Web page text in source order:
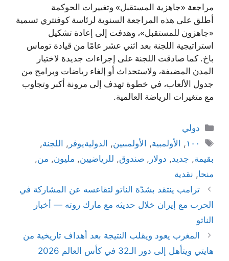
مراجعة «جاهزية المستقبل» وتغييرات الحوكمة
أطلق على هذه المراجعة السنوية لرئاسة كوفنتري تسمية
«جاهزون للمستقبل»، وهدفت إلى إعادة تشكيل
استراتيجية اللجنة بعد اثني عشر عامًا من قيادة توماس
باخ. كما صادقت اللجنة على إجراءات جديدة لاختيار
المدن المضيفة، ولاستحداث أو إلغاء رياضات وبرامج من
جدول الألعاب، في خطوة تهدف إلى مرونة أكبر وتجاوب
مع متغيرات الرياضة العالمية.
التصنيفات
دولي
الوسوم
١٠٠, الأولمبية, الأولمبيين, الدوليةيوفر , اللجنة,
بقيمة, جديد, دولار , صندوق, للرياضيين, مليون, من,
منحا, نقدية
ترامب ينتقد بشدّة الناتو لتقاعسه عن المشاركة في
الحرب مع إيران خلال حديثه مع مارك روته — أخبار
الناتو
المغرب يعود ويقلب النتيجة بعد أهداف تاريخية من
هايتي ويتأهل إلى دور الـ32 في كأس العالم 2026